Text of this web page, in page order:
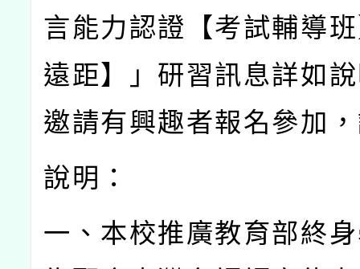
言能力認證【考試輔導
遠距】」研習訊息詳如
邀請有興趣者報名參加
說明：
一、本校推廣教育部終